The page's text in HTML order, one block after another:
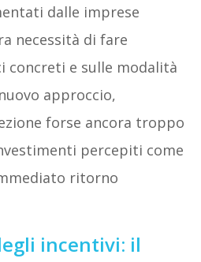
dalle imprese
necessità di fare
concreti e sulle modalità
approccio,
forse ancora troppo
percepiti come
ritorno
incentivi: il